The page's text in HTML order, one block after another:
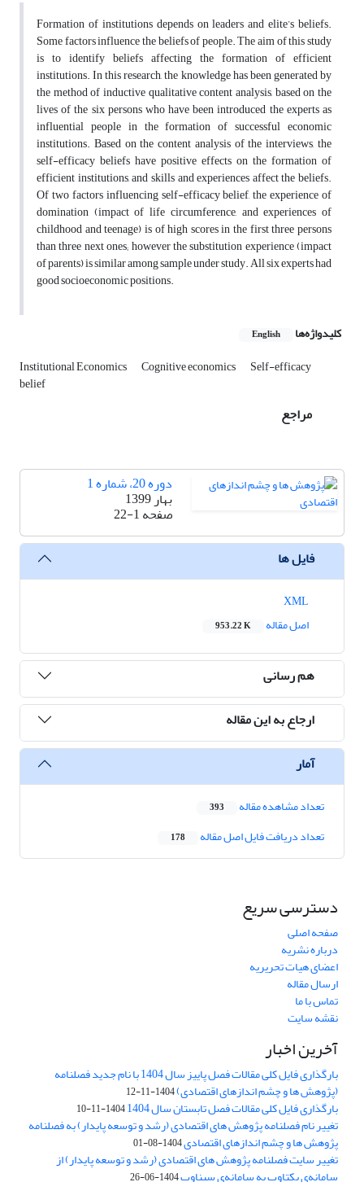
Formation of institutions depends on leaders and elite’s beliefs.
Some factors influence the beliefs of people. The aim of this study
is to identify beliefs affecting the formation of efficient
institutions. In this research, the knowledge has been generated by
the method of inductive qualitative content analysis, based on the
lives of the six persons who have been introduced the experts as
influential people in the formation of successful economic
institutions. Based on the content analysis of the interviews, the
self-efficacy beliefs have positive effects on the formation of
efficient institutions, and skills and experiences affect the beliefs.
Of two factors influencing self-efficacy belief, the experience of
domination (impact of life circumference, and experiences of
childhood and teenage) is of high scores in the first three persons
than three next ones; however the substitution experience (impact
of parents) is similar among sample under study. All six experts had
good socioeconomic positions.
کلیدواژه‌ها English
Institutional Economics Cognitive economics Self-efficacy
belief
مراجع
دوره 20، شماره 1
بهار 1399
صفحه22-1
فایل ها
اصل مقاله
953.22 K
هم رسانی
ارجاع به این مقاله
آمار
تعداد مشاهده مقاله 393
تعداد دریافت فایل اصل مقاله 178
دسترسی سریع
صفحه اصلی
درباره نشریه
اعضای هیات تحریریه
ارسال مقاله
تماس با ما
نقشه سایت
آخرین اخبار
بارگذاری فایل کلی مقالات فصل پاییز سال 1404 با نام جدید فصلنامه
(پژوهش ها و چشم اندازهای اقتصادی)1404-11-12
بارگذاری فایل کلی مقالات فصل تابستان سال 1404 1404-11-10
تغییر نام فصلنامه پژوهش های اقتصادی (رشد و توسعه پایدار) به فصلنامه
پژوهش ها و چشم اندازهای اقتصادی1404-08-01
تغییر سایت فصلنامه پژوهش های اقتصادی (رشد و توسعه پایدار) از
سامانه‌ی یکتاوب به سامانه‌ی سیناوب1404-06-26